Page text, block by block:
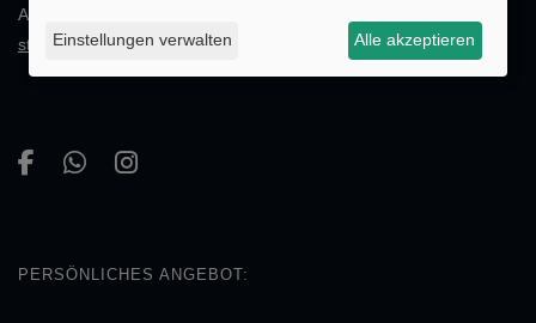
Angebot. Wir freuen uns auf Ihre Nachricht.
stellen!
PERSÖNLICHES ANGEBOT:
Einstellungen verwalten Alle akzeptieren